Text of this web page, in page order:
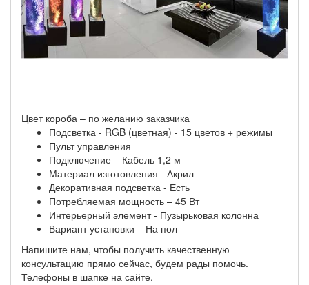
Цвет короба – по желанию заказчика
Подсветка - RGB (цветная) - 15 цветов + режимы
Пульт управления
Подключение – Кабель 1,2 м
Материал изготовления - Акрил
Декоративная подсветка - Есть
Потребляемая мощность – 45 Вт
Интерьерный элемент - Пузырьковая колонна
Вариант установки – На пол
Напишите нам, чтобы получить качественную
консультацию прямо сейчас, будем рады помочь.
Телефоны в шапке на сайте.